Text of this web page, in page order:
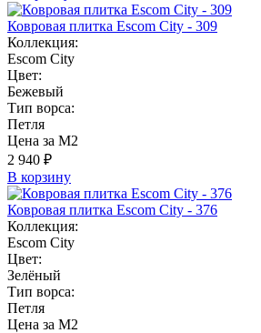
Ковровая плитка Escom City - 309
Коллекция:
Escom City
Цвет:
Бежевый
Тип ворса:
Петля
Цена за М2
2 940 ₽
В корзину
Ковровая плитка Escom City - 376
Коллекция:
Escom City
Цвет:
Зелёный
Тип ворса:
Петля
Цена за М2